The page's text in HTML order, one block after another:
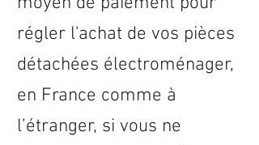
régler l'achat de vos pièces
détachées électroménager,
en France comme à
l’étranger, si vous ne